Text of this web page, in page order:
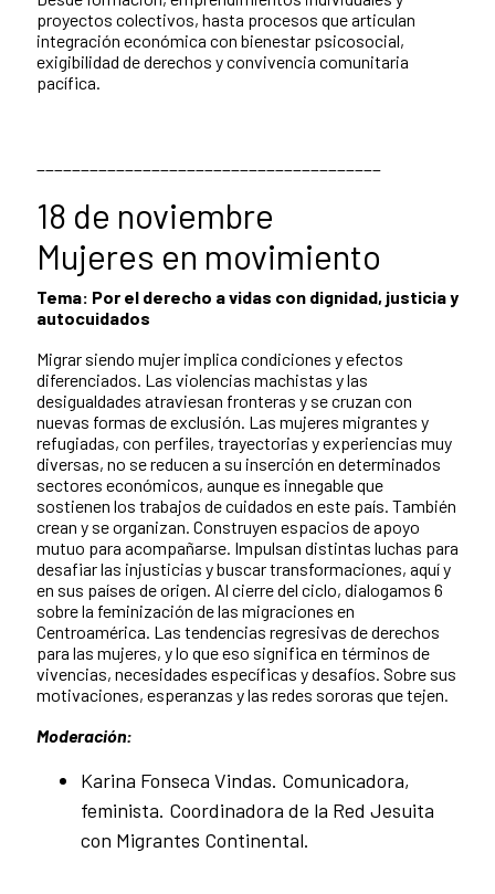
proyectos colectivos, hasta procesos que articulan
integración económica con bienestar psicosocial,
exigibilidad de derechos y convivencia comunitaria
pacífica.
18 de noviembre
Mujeres en movimiento
Tema: Por el derecho a vidas con dignidad, justicia y
autocuidados
Migrar siendo mujer implica condiciones y efectos
diferenciados. Las violencias machistas y las
desigualdades atraviesan fronteras y se cruzan con
nuevas formas de exclusión. Las mujeres migrantes y
refugiadas, con perfiles, trayectorias y experiencias muy
diversas, no se reducen a su inserción en determinados
sectores económicos, aunque es innegable que
sostienen los trabajos de cuidados en este país. También
crean y se organizan. Construyen espacios de apoyo
mutuo para acompañarse. Impulsan distintas luchas para
desafiar las injusticias y buscar transformaciones, aquí y
en sus países de origen. Al cierre del ciclo, dialogamos 6
sobre la feminización de las migraciones en
Centroamérica. Las tendencias regresivas de derechos
para las mujeres, y lo que eso significa en términos de
vivencias, necesidades específicas y desafíos. Sobre sus
motivaciones, esperanzas y las redes sororas que tejen.
Moderación:
Karina Fonseca Vindas. Comunicadora,
feminista. Coordinadora de la Red Jesuita
con Migrantes Continental.